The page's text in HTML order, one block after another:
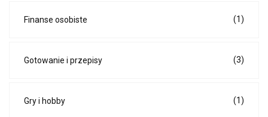
Finanse osobiste (1)
Gotowanie i przepisy (3)
Gry i hobby (1)